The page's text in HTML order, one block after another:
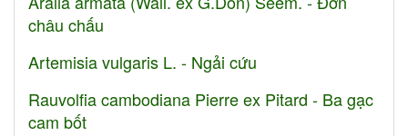
châu chấu
Artemisia vulgaris L. - Ngải cứu
Rauvolfia cambodiana Pierre ex Pitard - Ba gạc
cam bốt